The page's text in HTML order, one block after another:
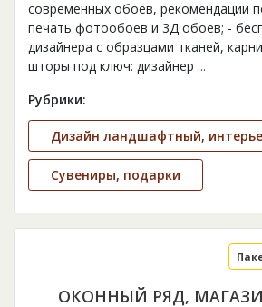
современных обоев, рекомендации
печать фотообоев и 3Д обоев; -
дизайнера с образцами тканей,
шторы под ключ: дизайнер ...
Рубрики:
Дизайн ландшафтный,
Сувениры, подарки
ОКОННЫЙ РЯД,